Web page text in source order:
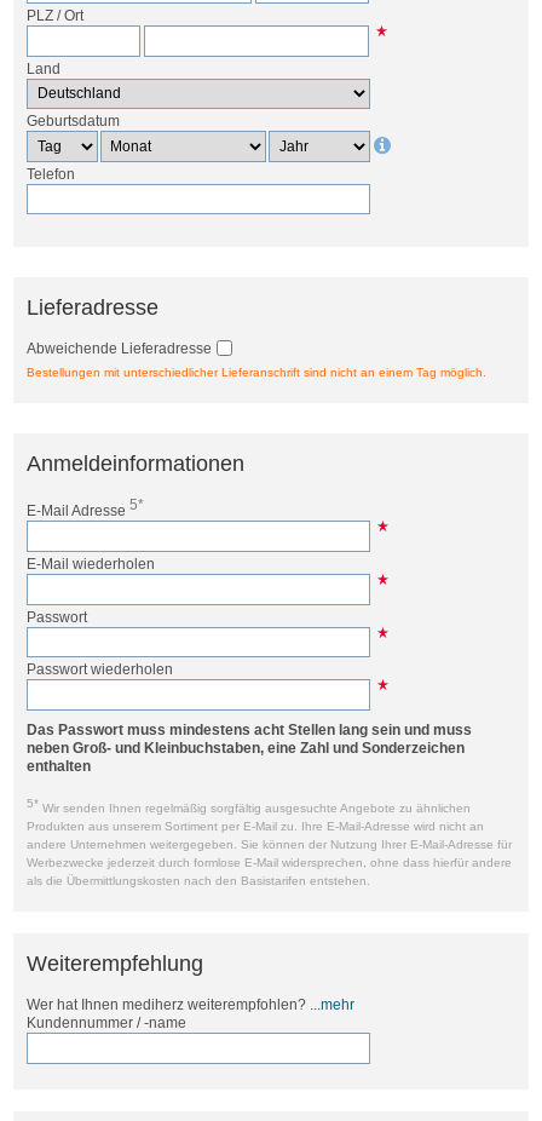
PLZ/Ort
Land
Geburtsdatum
Telefon
Lieferadresse
Abweichende Lieferadresse
Bestellungen mit unterschiedlicher Lieferanschrift sind nicht an einem Tag möglich.
Anmeldeinformationen
E-Mail Adresse 5*
E-Mail wiederholen
Passwort
Passwort wiederholen
Das Passwort muss mindestens acht Stellen lang sein und muss
neben Groß- und Kleinbuchstaben, eine Zahl und Sonderzeichen
enthalten
5* Wir senden Ihnen regelmäßig sorgfältig ausgesuchte Angebote zu ähnlichen
Produkten aus unserem Sortiment per E-Mail zu. Ihre E-Mail-Adresse wird nicht an
andere Unternehmen weitergegeben. Sie können der Nutzung Ihrer E-Mail-Adresse für
Werbezwecke jederzeit durch formlose E-Mail widersprechen, ohne dass hierfür andere
als die Übermittlungskosten nach den Basistarifen entstehen.
Weiterempfehlung
Wer hat Ihnen mediherz weiterempfohlen? ...mehr
Kundennummer / -name